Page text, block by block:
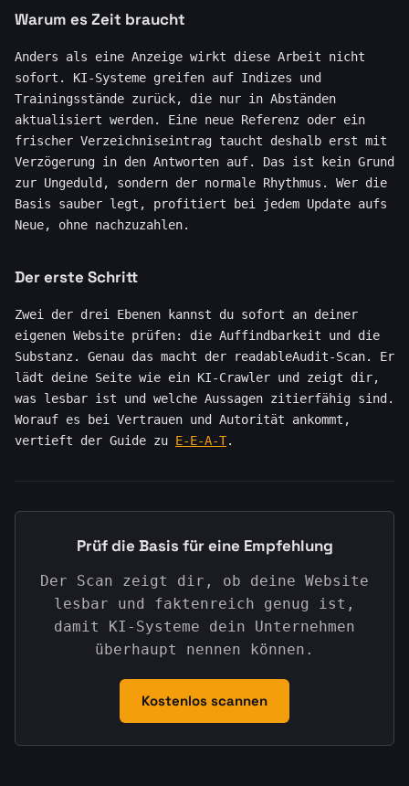
Warum es Zeit braucht
Anders als eine Anzeige wirkt diese Arbeit nicht
sofort. KI-Systeme greifen auf Indizes und
Trainingsstände zurück, die nur in Abständen
aktualisiert werden. Eine neue Referenz oder ein
frischer Verzeichniseintrag taucht deshalb erst mit
Verzögerung in den Antworten auf. Das ist kein Grund
zur Ungeduld, sondern der normale Rhythmus. Wer die
Basis sauber legt, profitiert bei jedem Update aufs
Neue, ohne nachzuzahlen.
Der erste Schritt
Zwei der drei Ebenen kannst du sofort an deiner
eigenen Website prüfen: die Auffindbarkeit und die
Substanz. Genau das macht der readableAudit-Scan. Er
lädt deine Seite wie ein KI-Crawler und zeigt dir,
was lesbar ist und welche Aussagen zitierfähig sind.
Worauf es bei Vertrauen und Autorität ankommt,
vertieft der Guide zu E-E-A-T.
Prüf die Basis für eine Empfehlung
Der Scan zeigt dir, ob deine Website
lesbar und faktenreich genug ist,
damit KI-Systeme dein Unternehmen
überhaupt nennen können.
Kostenlos scannen